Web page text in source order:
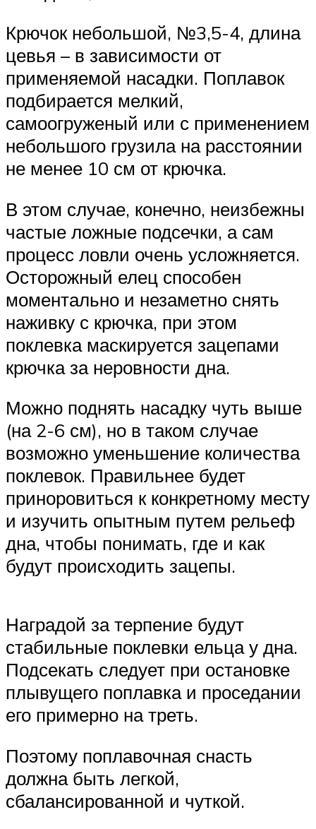
Крючок небольшой, №3,5-4, длина
цевья – в зависимости от
применяемой насадки. Поплавок
подбирается мелкий,
самоогруженый или с применением
небольшого грузила на расстоянии
не менее 10 см от крючка.
В этом случае, конечно, неизбежны
частые ложные подсечки, а сам
процесс ловли очень усложняется.
Осторожный елец способен
моментально и незаметно снять
наживку с крючка, при этом
поклевка маскируется зацепами
крючка за неровности дна.
Можно поднять насадку чуть выше
(на 2-6 см), но в таком случае
возможно уменьшение количества
поклевок. Правильнее будет
приноровиться к конкретному месту
и изучить опытным путем рельеф
дна, чтобы понимать, где и как
будут происходить зацепы.
Наградой за терпение будут
стабильные поклевки ельца у дна.
Подсекать следует при остановке
плывущего поплавка и проседании
его примерно на треть.
Поэтому поплавочная снасть
должна быть легкой,
сбалансированной и чуткой.